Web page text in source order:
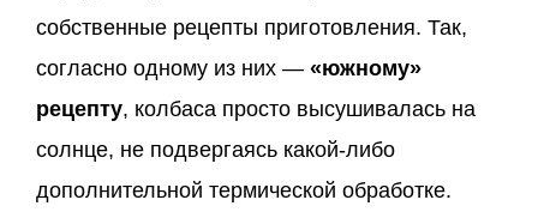
собственные рецепты приготовления. Так,
согласно одному из них — «южному»
рецепту, колбаса просто высушивалась на
солнце, не подвергаясь какой-либо
дополнительной термической обработке.